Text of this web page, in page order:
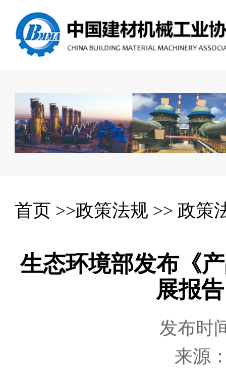
首页 >>政策法规 >> 政策
生态环境部发布《
展报
发布时
来源